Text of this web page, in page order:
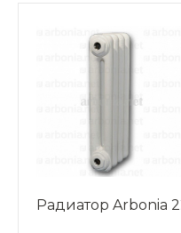
Радиатор Arbonia